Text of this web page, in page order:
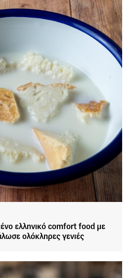
ελληνικό comfort food με
ολόκληρες γενιές